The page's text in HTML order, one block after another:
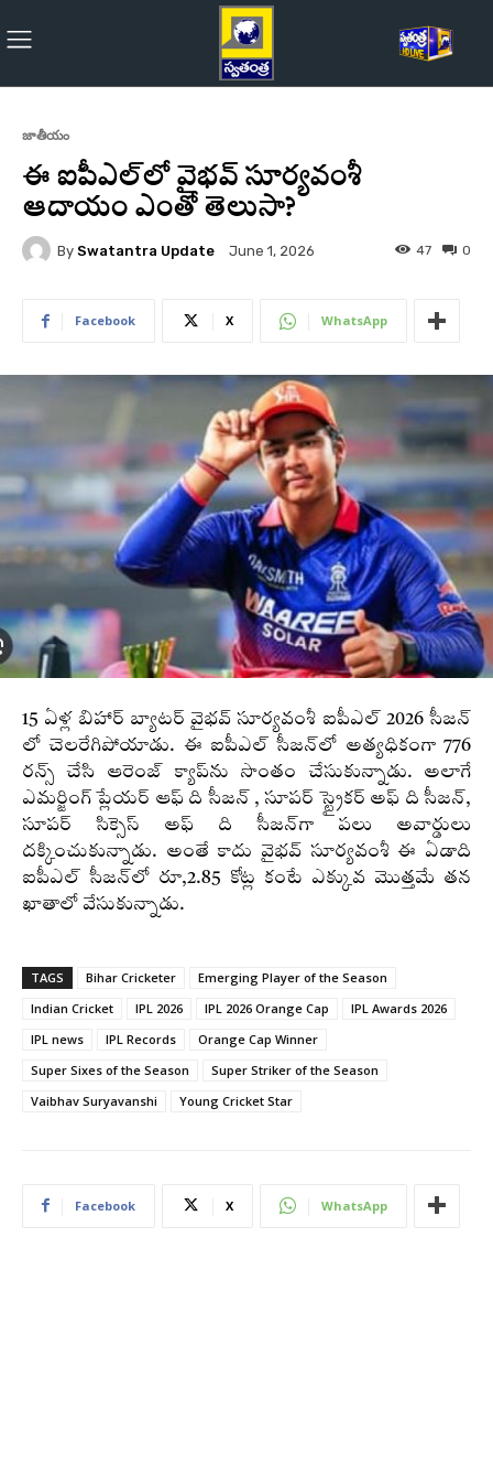
జాతీయం
ఈ ఐపీఎల్‌లో వైభవ్‌ సూర్యవంశీ
ఆదాయం ఎంతో తెలుసా?
By Swatantra Update June 1, 2026 0
47
Facebook X WhatsApp
15 ఏళ్ల బిహార్‌ బ్యాటర్‌ వైభవ్ సూర్యవంశీ ఐపీఎల్ 2026 సీజన్
లో చెలరేగిపోయాడు. ఈ ఐపీఎల్‌ సీజన్‌లో అత్యధికంగా 776
రన్స్‌ చేసి ఆరెంజ్‌ క్యాప్‌ను సొంతం చేసుకున్నాడు. అలాగే
ఎమర్జింగ్ ప్లేయర్ ఆఫ్‌ ది సీజన్ , సూపర్‌ స్ట్రైకర్ అఫ్‌ ది సీజన్,
సూపర్ సిక్సెస్‌ అఫ్ ది సీజన్‌గా పలు అవార్డులు
దక్కించుకున్నాడు. అంతే కాదు వైభవ్‌ సూర్యవంశీ ఈ ఏడాది
ఐపీఎల్‌ సీజన్‌లో రూ,2.85 కోట్ల కంటే ఎక్కువ మొత్తమే తన
ఖాతాలో వేసుకున్నాడు.
TAGS Bihar Cricketer
Emerging Player of the Season
Indian Cricket
IPL 2026 IPL 2026 Orange Cap
IPL Awards 2026
IPL news
IPL Records
Orange Cap Winner
Super Sixes of the Season
Super Striker of the Season
Vaibhav Suryavanshi
Young Cricket Star
Facebook X WhatsApp